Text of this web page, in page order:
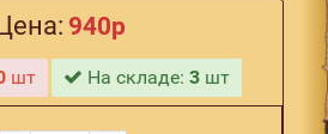
Цена: 940р
шт На складе:3 шт